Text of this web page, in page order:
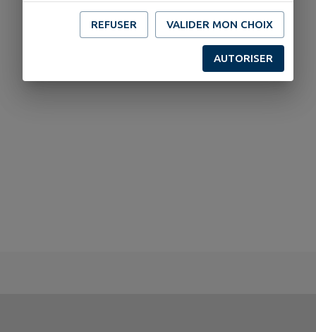
REFUSER VALIDER MON CHOIX
AUTORISER